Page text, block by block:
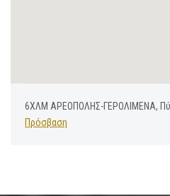
6ΧΛΜ ΑΡΕΟΠΟΛΗΣ-ΓΕΡΟΛΙΜΕΝΑ,
Πρόσβαση